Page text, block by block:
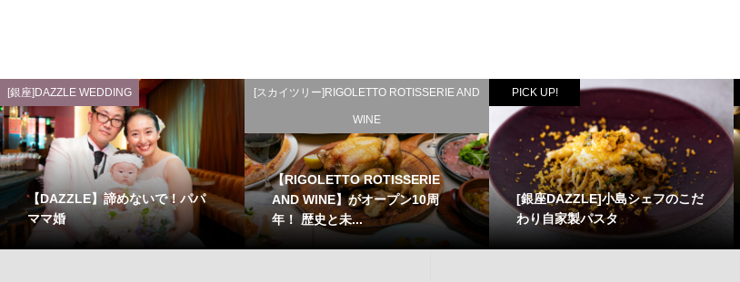
[銀座]DAZZLE WEDDING
【DAZZLE】諦めないで！パパ
ママ婚
[スカイツリー]RIGOLETTO ROTISSERIE AND
WINE
【RIGOLETTO ROTISSERIE
AND WINE】がオープン10周
年！ 歴史と未...
PICK UP!
[銀座DAZZLE]小島シェフのこだ
わり自家製パスタ